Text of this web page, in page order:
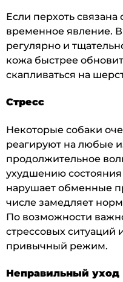
Если перхоть
временное явление.
регулярно и
кожа быстрее
скапливаться на
Стресс
Некоторые собаки
реагируют на любые
продолжительное
ухудшению
нарушает обменные
числе замедляет
По возможности
стрессовых ситуаций
привычный режим.
Неправильный уход